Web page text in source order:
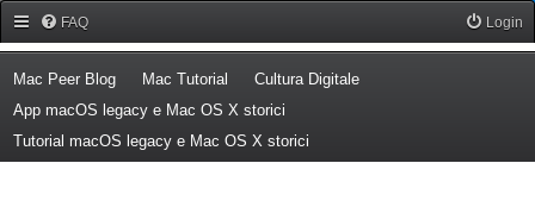
FAQ Login
Mac Peer Blog(Opens a new tab)
Mac Tutorial (Opens a new tab)
Cultura Digitale(Opens a new tab)
App macOS legacy e Mac OS X storici
Tutorial macOS legacy e Mac OS X storici